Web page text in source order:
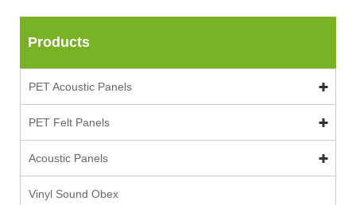
Products
PET Acoustic Panels
PET Felt Panels
Acoustic Panels
Vinyl Sound Obex